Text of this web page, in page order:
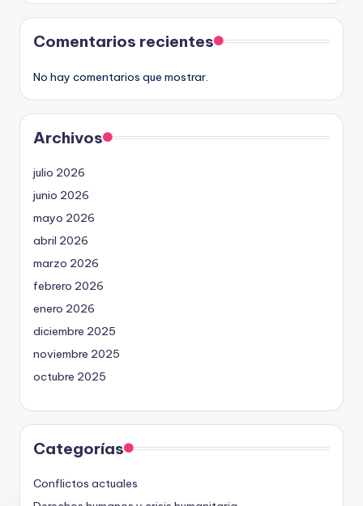
Comentarios recientes
No hay comentarios que mostrar.
Archivos
julio 2026
junio 2026
mayo 2026
abril 2026
marzo 2026
febrero 2026
enero 2026
diciembre 2025
noviembre 2025
octubre 2025
Categorías
Conflictos actuales